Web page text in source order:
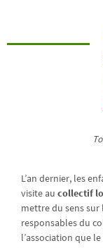
L’an dernier, les
visite au collectif
mettre du sens sur
responsables du
l’association que